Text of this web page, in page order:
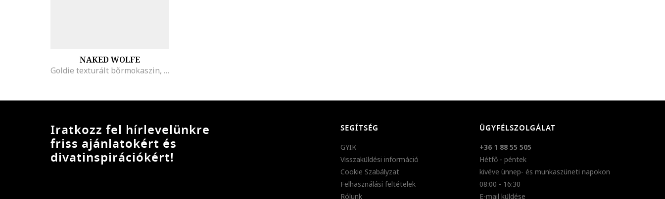
NAKED WOLFE
Goldie texturált bőrmokaszin, Fekete
Iratkozz fel hírlevelünkre
friss ajánlatokért és
divatinspirációkért!
SEGÍTSÉG
GYIK
Visszaküldési információ
Cookie Szabályzat
Felhasználási feltételek
Rólunk
ÜGYFÉLSZOLGÁLAT
+36 1 88 55 505
Hétfő - péntek
kivéve ünnep- és munkaszüneti napokon
08:00 - 16:30
E-mail küldése